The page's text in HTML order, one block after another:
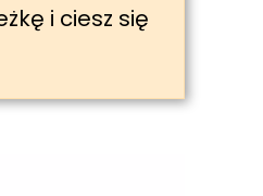
i ciesz się